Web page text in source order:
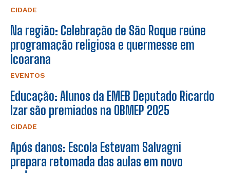
CIDADE
Na região: Celebração de São Roque reúne
programação religiosa e quermesse em
Icoarana
EVENTOS
Educação: Alunos da EMEB Deputado Ricardo
Izar são premiados na OBMEP 2025
CIDADE
Após danos: Escola Estevam Salvagni
prepara retomada das aulas em novo